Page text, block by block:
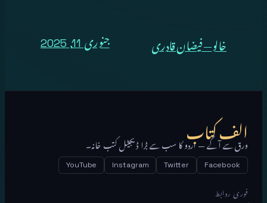
خالو — فیضان قادری جنوری 11, 2025
الف کتاب
ورق سے آگے — اردو کا سب سے بڑا ڈیجیٹل کتب خانہ۔
Facebook
Twitter
Instagram
YouTube
فوری روابط